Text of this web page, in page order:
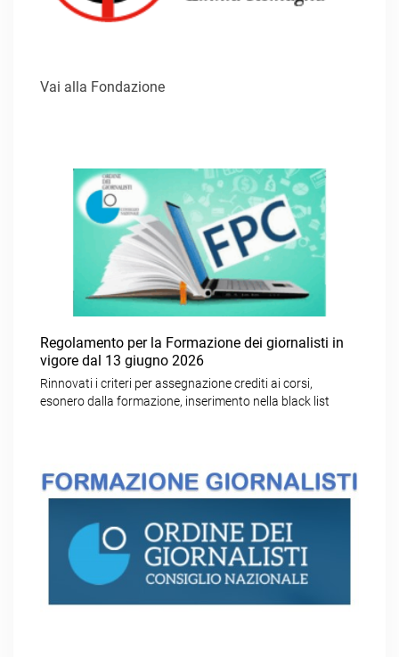
Vai alla Fondazione
Regolamento per la Formazione dei giornalisti in
vigore dal 13 giugno 2026
Rinnovati i criteri per assegnazione crediti ai corsi,
esonero dalla formazione, inserimento nella black list